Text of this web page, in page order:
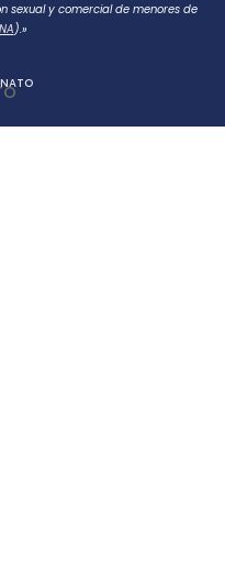
sexual y comercial de menores de
).»